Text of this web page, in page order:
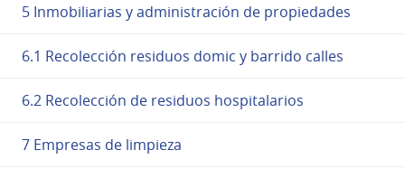
5 Inmobiliarias y administración de propiedades
6.1 Recolección residuos domic y barrido calles
6.2 Recolección de residuos hospitalarios
7 Empresas de limpieza